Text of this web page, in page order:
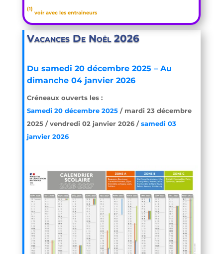
(1)
voir avec les entraineurs
Vacances De Noël 2026
Du samedi 20 décembre 2025 – Au
dimanche 04 janvier 2026
Créneaux ouverts les :
Samedi 20 décembre 2025/ mardi 23 décembre
2025 / vendredi 02 janvier 2026 /samedi 03
janvier 2026